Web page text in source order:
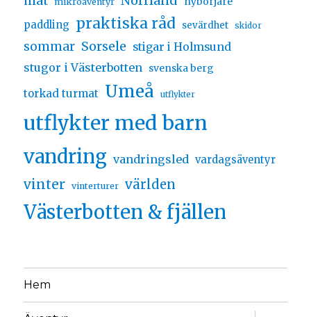
paddling
praktiska råd sevärdhet skidor
sommar Sorsele stigar i Holmsund
stugor i Västerbotten
svenska berg
torkad turmat Umeå utflykter
utflykter med barn
vandring vandringsled vardagsäventyr
vinter vinterturer världen
Västerbotten & fjällen
Hem